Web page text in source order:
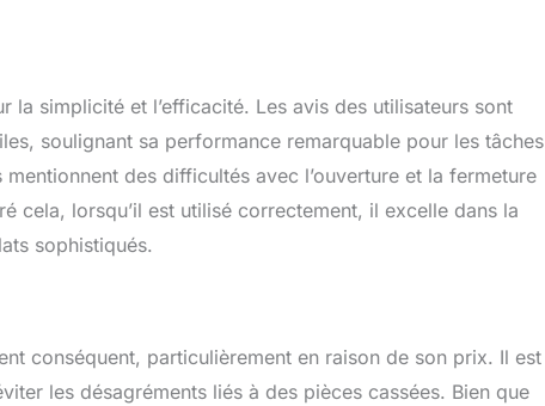
la simplicité et l’efficacité. Les avis des utilisateurs sont
soulignant sa performance remarquable pour les tâches
des difficultés avec l’ouverture et la fermeture
cela, lorsqu’il est utilisé correctement, il excelle dans la
sophistiqués.
conséquent, particulièrement en raison de son prix. Il est
les désagréments liés à des pièces cassées. Bien que